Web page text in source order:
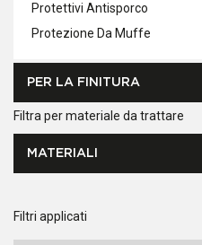
Protettivi Antisporco
Protezione Da Muffe
PER LA FINITURA
Filtra per materiale da trattare
MATERIALI
Filtri applicati